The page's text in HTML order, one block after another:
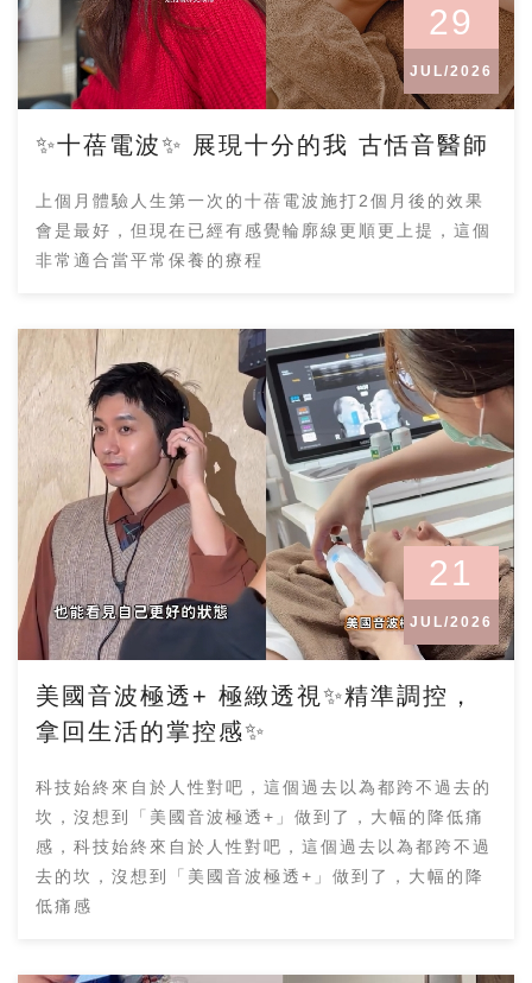
29
JUL/2026
✨十蓓電波✨ 展現十分的我 古恬音醫師
上個月體驗人生第一次的十蓓電波施打2個月後的效果
會是最好，但現在已經有感覺輪廓線更順更上提，這個
非常適合當平常保養的療程
21
JUL/2026
美國音波極透+ 極緻透視✨精準調控，
拿回生活的掌控感✨
科技始終來自於人性對吧，這個過去以為都跨不過去的
坎，沒想到「美國音波極透+」做到了，大幅的降低痛
感，科技始終來自於人性對吧，這個過去以為都跨不過
去的坎，沒想到「美國音波極透+」做到了，大幅的降
低痛感